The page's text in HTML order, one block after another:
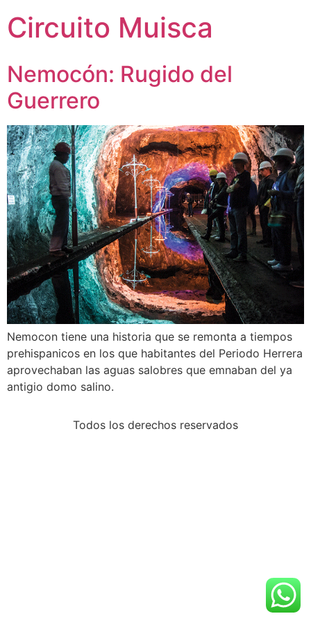
Circuito Muisca
Nemocón: Rugido del
Guerrero
Nemocon tiene una historia que se remonta a tiempos
prehispanicos en los que habitantes del Periodo Herrera
aprovechaban las aguas salobres que emnaban del ya
antigio domo salino.
Todos los derechos reservados